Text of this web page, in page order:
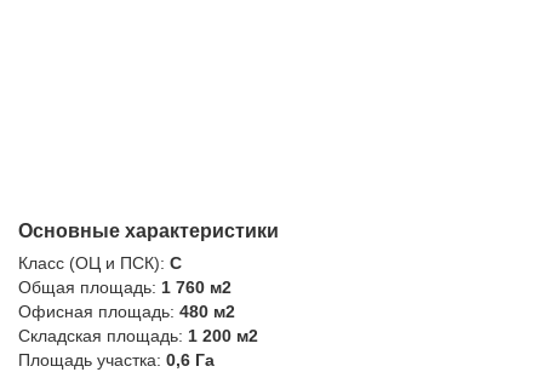
Основные характеристики
Класс (ОЦ и ПСК): C
Общая площадь: 1 760 м2
Офисная площадь: 480 м2
Складская площадь: 1 200 м2
Площадь участка: 0,6 Га